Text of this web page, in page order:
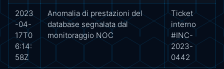
2023
-04-
17T0
6:14:
58Z
Anomalia di prestazioni del
database segnalata dal
monitoraggio NOC
Ticket
interno
#INC-
2023-
0442